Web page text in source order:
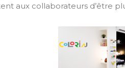
aux collaborateurs d’être